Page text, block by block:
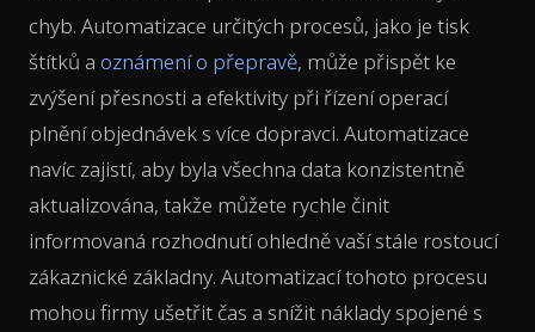
chyb. Automatizace určitých procesů, jako je tisk
štítků a oznámení o přepravě, může přispět ke
zvýšení přesnosti a efektivity při řízení operací
plnění objednávek s více dopravci. Automatizace
navíc zajistí, aby byla všechna data konzistentně
aktualizována, takže můžete rychle činit
informovaná rozhodnutí ohledně vaší stále rostoucí
zákaznické základny. Automatizací tohoto procesu
mohou firmy ušetřit čas a snížit náklady spojené s